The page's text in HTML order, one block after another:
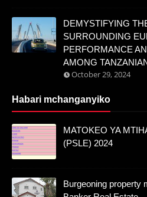
DEMYSTIFYING
SURROUNDING
PERFORMANCE
AMONG
October 29, 2024
Habari mchanganyiko
MATOKEO YA
(PSLE) 2024
Burgeoning property